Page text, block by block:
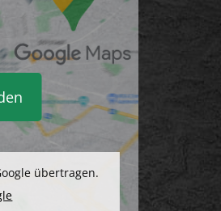
übertragen.